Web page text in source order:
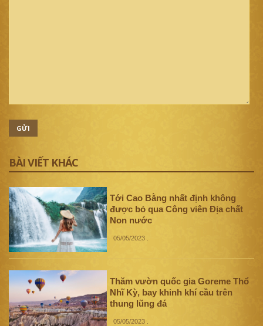
GỬI
BÀI VIẾT KHÁC
Tới Cao Bằng nhất định không
được bỏ qua Công viên Địa chất
Non nước
05/05/2023
Thăm vườn quốc gia Goreme Thổ
Nhĩ Kỳ, bay khinh khí cầu trên
thung lũng đá
05/05/2023